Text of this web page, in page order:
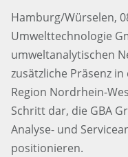
Hamburg/Würselen,
Umwelttechnologie
umweltanalytischen
zusätzliche Präsenz
Region Nordrhein-
Schritt dar, die GBA
Analyse- und
positionieren.